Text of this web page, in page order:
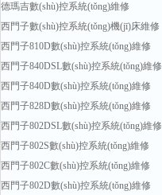
德瑪吉數(shù)控系統(tǒng)維修
西門子數(shù)控系統(tǒng)機(jī)床維修
西門子810D數(shù)控系統(tǒng)維修
西門子840DSL數(shù)控系統(tǒng)維修
西門子840D數(shù)控系統(tǒng)維修
西門子828D數(shù)控系統(tǒng)維修
西門子802DSL數(shù)控系統(tǒng)維修
西門子802S數(shù)控系統(tǒng)維修
西門子802C數(shù)控系統(tǒng)維修
西門子802D數(shù)控系統(tǒng)維修